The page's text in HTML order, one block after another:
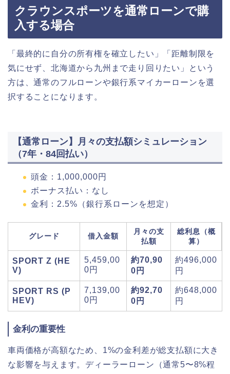
クラウンスポーツを通常ローンで購
入する場合
「最終的に自分の所有権を確立したい」「距離制限を
気にせず、北海道から九州まで走り回りたい」という
方は、通常のフルローンや銀行系マイカーローンを選
択することになります。
【通常ローン】月々の支払額シミュレーション
（7年・84回払い）
頭金：1,000,000円
ボーナス払い：なし
金利：2.5%（銀行系ローンを想定）
グレード 借入金額
月々の支
払額
総利息（概
算）
SPORT Z (HE
V)
5,459,00
0円
約70,90
0円
約496,000
円
SPORT RS (P
HEV)
7,139,00
0円
約92,70
0円
約648,000
円
金利の重要性
車両価格が高額なため、1%の金利差が総支払額に大き
な影響を与えます。ディーラーローン（通常5〜8%程